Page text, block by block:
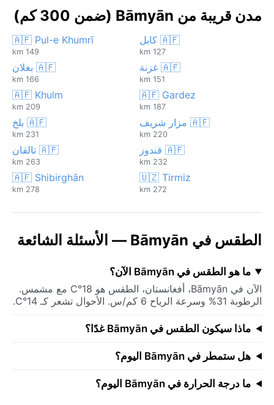
مدن قريبة من Bāmyān (ضمن 300 كم)
🇦🇫 كابل
127 km
🇦🇫 Pul-e Khumrī
149 km
🇦🇫 غزنة
151 km
🇦🇫 بغلان
166 km
🇦🇫 Gardez
187 km
🇦🇫 Khulm
209 km
🇦🇫 مزار شريف
220 km
🇦🇫 بلخ
231 km
🇦🇫 قندوز
232 km
🇦🇫 تالقان
263 km
🇺🇿 Tirmiz
272 km
🇦🇫 Shibirghān
278 km
الطقس في Bāmyān — الأسئلة الشائعة
ما هو الطقس في Bāmyān الآن؟
الآن في Bāmyān، أفغانستان، الطقس هو 18°C مع مشمس.
الرطوبة 31% وسرعة الرياح 6 كم/س. الأحوال تشعر كـ 14°C.
ماذا سيكون الطقس في Bāmyān غدًا؟
هل ستمطر في Bāmyān اليوم؟
ما درجة الحرارة في Bāmyān اليوم؟